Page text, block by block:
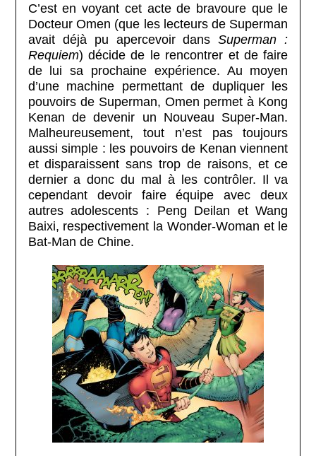
C’est en voyant cet acte de bravoure que le
Docteur Omen (que les lecteurs de Superman
avait déjà pu apercevoir dansSuperman :
Requiem) décide de le rencontrer et de faire
de lui sa prochaine expérience. Au moyen
d’une machine permettant de dupliquer les
pouvoirs de Superman, Omen permet à Kong
Kenan de devenir un Nouveau Super-Man.
Malheureusement, tout n’est pas toujours
aussi simple : les pouvoirs de Kenan viennent
et disparaissent sans trop de raisons, et ce
dernier a donc du mal à les contrôler. Il va
cependant devoir faire équipe avec deux
autres adolescents : Peng Deilan et Wang
Baixi, respectivement la Wonder-Woman et le
Bat-Man de Chine.